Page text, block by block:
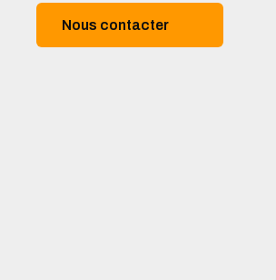
Nous contacter